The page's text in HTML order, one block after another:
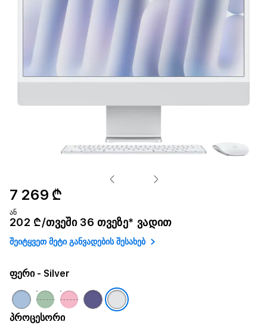
7 269 ₾
ან
202 ₾/თვეში 36 თვეზე* ვადით
შეიტყვეთ მეტი განვადების შესახებ
პროცესორი
ფერი- Silver